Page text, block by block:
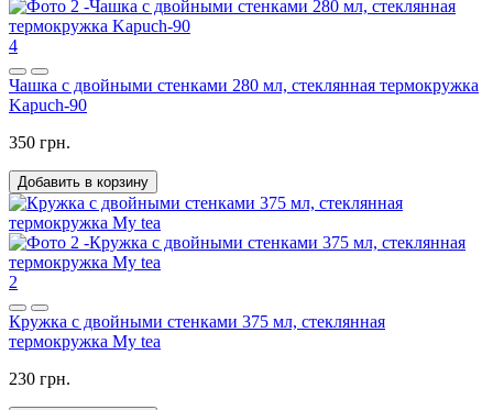
4
Чашка с двойными стенками 280 мл, стеклянная термокружка
Kapuch-90
350 грн.
Добавить в корзину
2
Кружка с двойными стенками 375 мл, стеклянная
термокружка My tea
230 грн.